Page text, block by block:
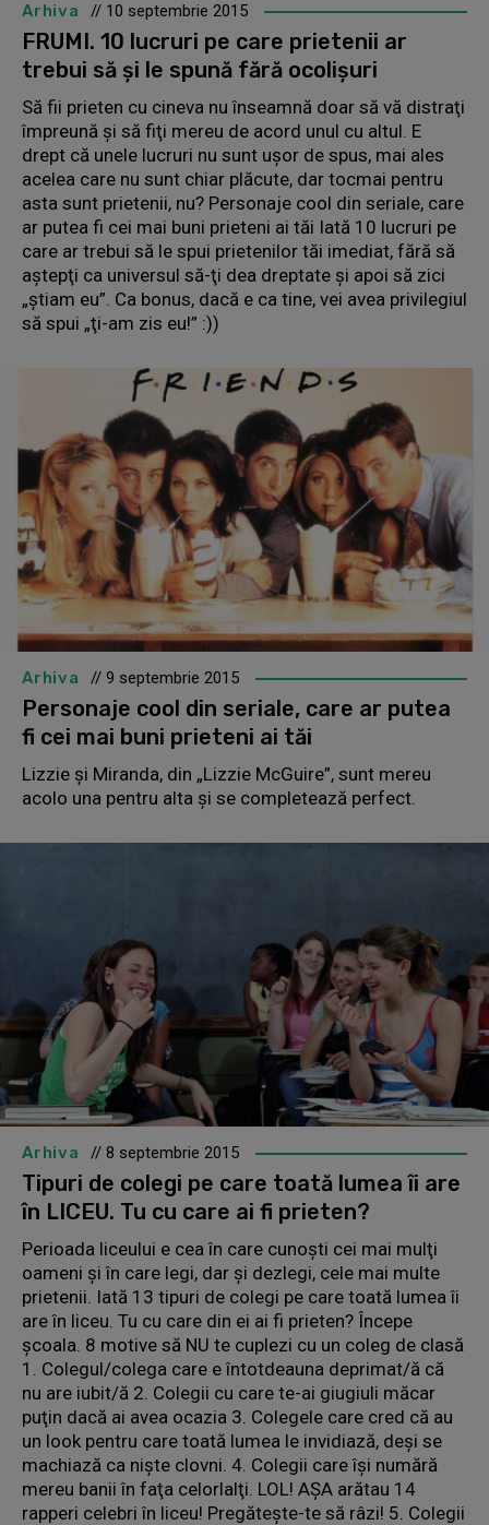
Arhiva // 10 septembrie 2015
FRUMI. 10 lucruri pe care prietenii ar
trebui să şi le spună fără ocolişuri
Să fii prieten cu cineva nu înseamnă doar să vă distraţi
împreună şi să fiţi mereu de acord unul cu altul. E
drept că unele lucruri nu sunt uşor de spus, mai ales
acelea care nu sunt chiar plăcute, dar tocmai pentru
asta sunt prietenii, nu? Personaje cool din seriale, care
ar putea fi cei mai buni prieteni ai tăi Iată 10 lucruri pe
care ar trebui să le spui prietenilor tăi imediat, fără să
aştepţi ca universul să-ţi dea dreptate şi apoi să zici
„ştiam eu”. Ca bonus, dacă e ca tine, vei avea privilegiul
să spui „ţi-am zis eu!” :))
Arhiva // 9 septembrie 2015
Personaje cool din seriale, care ar putea
fi cei mai buni prieteni ai tăi
Lizzie şi Miranda, din „Lizzie McGuire”, sunt mereu
acolo una pentru alta şi se completează perfect.
Arhiva // 8 septembrie 2015
Tipuri de colegi pe care toată lumea îi are
în LICEU. Tu cu care ai fi prieten?
Perioada liceului e cea în care cunoşti cei mai mulţi
oameni şi în care legi, dar şi dezlegi, cele mai multe
prietenii. Iată 13 tipuri de colegi pe care toată lumea îi
are în liceu. Tu cu care din ei ai fi prieten? Începe
şcoala. 8 motive să NU te cuplezi cu un coleg de clasă
1. Colegul/colega care e întotdeauna deprimat/ă că
nu are iubit/ă 2. Colegii cu care te-ai giugiuli măcar
puţin dacă ai avea ocazia 3. Colegele care cred că au
un look pentru care toată lumea le invidiază, deşi se
machiază ca nişte clovni. 4. Colegii care îşi numără
mereu banii în faţa celorlalţi. LOL! AŞA arătau 14
rapperi celebri în liceu! Pregăteşte-te să râzi! 5. Colegii